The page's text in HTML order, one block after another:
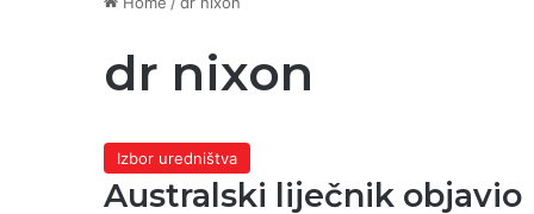
dr nixon
Izbor uredništva
Australski liječnik objavio